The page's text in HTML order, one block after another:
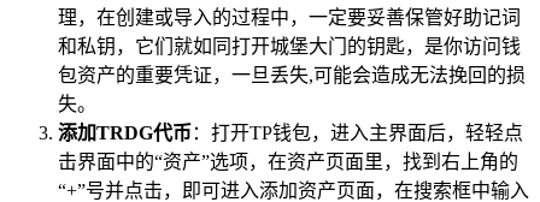
理，在创建或导入的过程中，一定要妥善保管好助记词
和私钥，它们就如同打开城堡大门的钥匙，是你访问钱
包资产的重要凭证，一旦丢失,可能会造成无法挽回的损
失。
添加TRDG代币 ：打开TP钱包，进入主界面后，轻轻点
击界面中的“资产”选项，在资产页面里，找到右上角的
“+”号并点击，即可进入添加资产页面，在搜索框中输入